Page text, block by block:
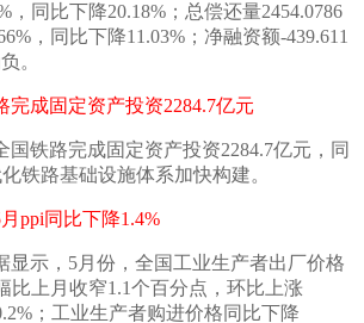
，同比下降20.18%；总偿还量2454.0786
，同比下降11.03%；净融资额-439.611
。
完成固定资产投资2284.7亿元
国铁路完成固定资产投资2284.7亿元，同
铁路基础设施体系加快构建。
ppi同比下降1.4%
显示， 5月份，全国工业生产者出厂价格
比上月收窄1.1个百分点，环比上涨
；工业生产者购进价格同比下降